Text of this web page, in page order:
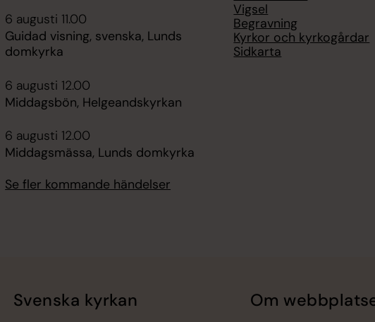
6 augusti 11.00
Guidad visning, svenska, Lunds
domkyrka
6 augusti 12.00
Middagsbön, Helgeandskyrkan
6 augusti 12.00
Middagsmässa, Lunds domkyrka
Se fler kommande händelser
Vigsel
Begravning
Kyrkor och kyrkogårdar
Sidkarta
Svenska kyrkan Om